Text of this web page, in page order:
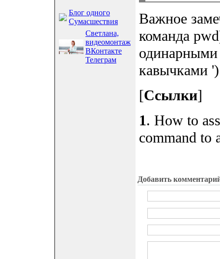
Блог одного
Сумасшествия
Светлана,
видеомонтаж
ВКонтакте
Телеграм
Важное
команда
одинарными
кавычками
[Ссылки]
1. How to
command to
Добавить